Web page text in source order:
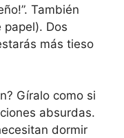
También
Dos
más tieso
Gíralo como si
absurdas.
dormir